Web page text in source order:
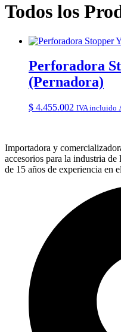
Todos los
Perforadora
(Pernadora)
$ 4.455.002 IVA incluido
Importadora y
accesorios para la industria
de 15 años de experiencia en